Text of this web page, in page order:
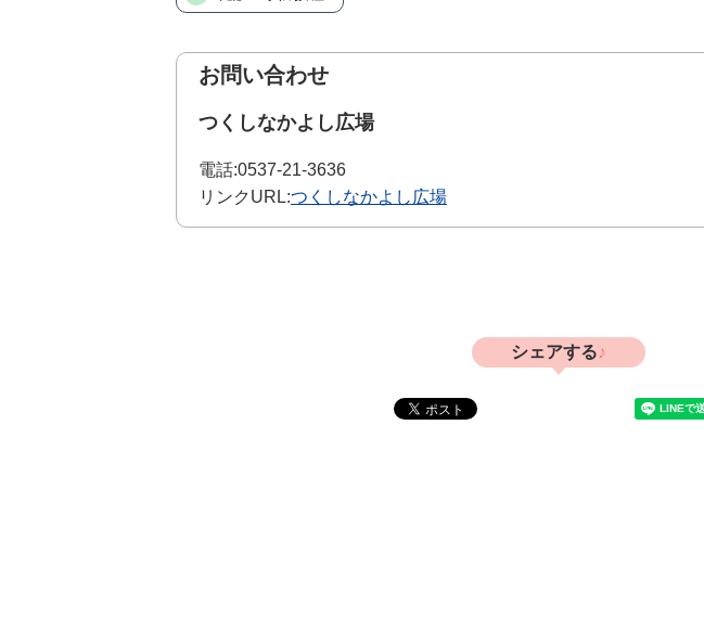
お問い合わせ
つくしなかよし広場
電話:0537-21-3636
リンクURL:つくしなかよし広場
シェアする